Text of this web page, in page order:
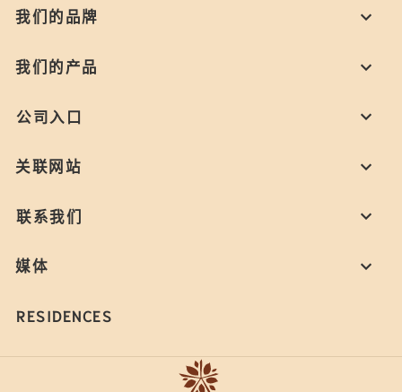
我们的品牌
我们的产品
公司入口
关联网站
联系我们
媒体
RESIDENCES